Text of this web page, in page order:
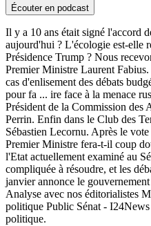
Écouter en podcast
Il y a 10 ans était signé l'accord
aujourd'hui ? L'écologie est-elle
Présidence Trump ? Nous
Premier Ministre Laurent
cas d'enlisement des débats
pour fa ... ire face à la menace
Président de la Commission des
Perrin. Enfin dans le Club des
Sébastien Lecornu. Après le
Premier Ministre fera-t-il coup
l'Etat actuellement examiné au
compliquée à résoudre, et les
janvier annonce le
Analyse avec nos éditorialistes
politique Public Sénat -
politique.